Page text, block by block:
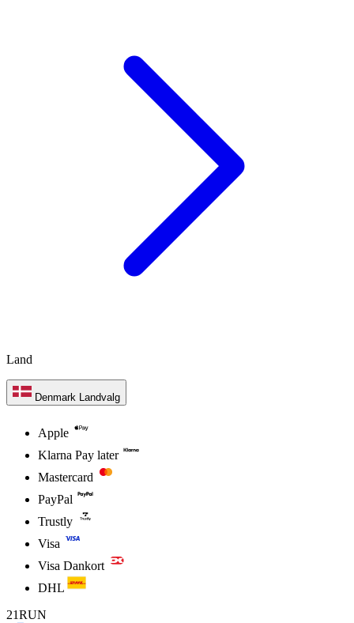
Land
Denmark Landvalg
Apple
Klarna Pay later
Mastercard
PayPal
Trustly
Visa
Visa Dankort
DHL
21RUN